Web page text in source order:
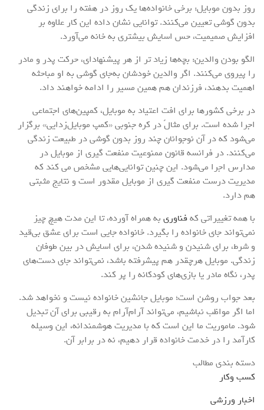
روز بدون موبایل: برخی خانواده‌ها یک روز در هفته را برای زندگی
بدون گوشی تعیین می‌کنند. توانایی نشان داده این کار علاوه بر
افزایش صمیمیت، حس اسایش بیشتری به خانه می‌آورد.
الگو بودن والدین: بچه‌ها زیاد تر از هر پیشنهاد‌ای، حرکت پدر و مادر
را پیروی می‌کنند. اگر والدین خودشان به‌جای گوشی به او مباحثه
اهمیت بدهند، فرزندان هم همین مسیر را ادامه خواهند داد.
در برخی کشورها برای افت اعتیاد به موبایل، کمپین‌های اجتماعی
اجرا شده است. برای مثالً در کره جنوبی «کمپ موبایل‌زدایی» برگزار
می‌شود که در آن نوجوانان چند روز بدون گوشی در طبیعت زندگی
می‌کنند. در فرانسه قانون ممنوعیت منفعت گیری از موبایل در
مدارس اجرا می‌شود. این چنین توانایی‌هایی مشخص می کند که
مدیریت درست منفعت گیری از موبایل مقدور است و نتایج مثبتی
هم دارد.
با همه تغییراتی کهفناوری به همراه آورده، تا این مدت هیچ چیز
نمی‌تواند جای خانواده را بگیرد. خانواده جایی است برای عشق بی‌قید
و شرط، برای شنیدن و شنیده شدن، برای اسایش در بین طوفان
زندگی. موبایل هرچقدر هم پیشرفته باشد، نمی‌تواند جای دست‌های
پدر، نگاه مادر یا بازی‌های کودکانه را پر کند.
بعد جواب روشن است؛ موبایل جانشین خانواده نیست و نخواهد شد.
اما اگر مواظب نباشیم، می‌تواند آرام‌آرام به رقیبی برای آن تبدیل
شود. ماموریت‌ ما این است که با مدیریت هوشمندانه، این وسیله
کارآمد را در خدمت خانواده قرار دهیم، نه در برابر آن.
دسته بندی مطالب
کسب وکار
اخبار ورزشی